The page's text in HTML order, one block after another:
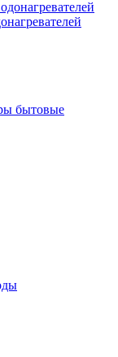
бытовые